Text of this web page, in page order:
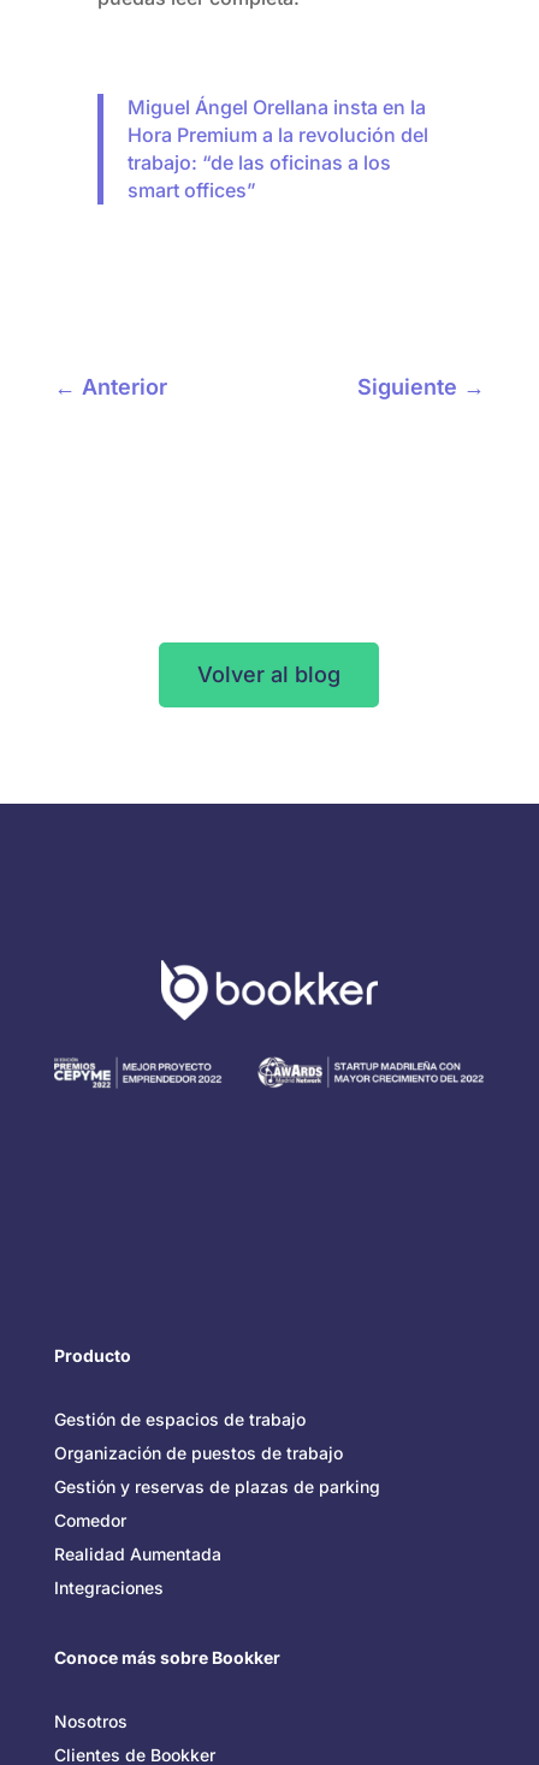
Miguel Ángel Orellana insta en la
Hora Premium a la revolución del
trabajo: “de las oficinas a los
smart offices”
← Anterior Siguiente →
Volver al blog
Producto
Gestión de espacios de trabajo
Organización de puestos de trabajo
Gestión y reservas de plazas de parking
Comedor
Realidad Aumentada
Integraciones
Conoce más sobre Bookker
Nosotros
Clientes de Bookker